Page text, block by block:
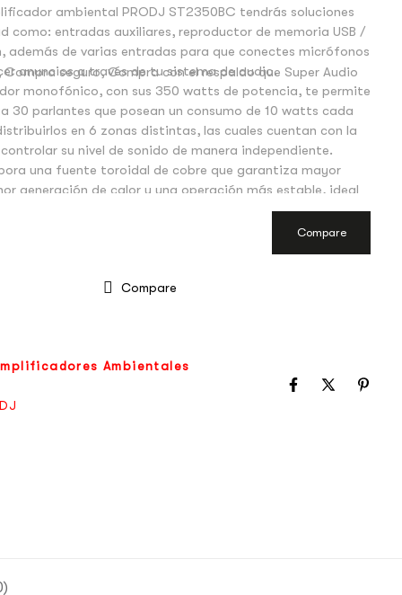
ambiental PRODJ ST2350BC tendrás soluciones
como: entradas auxiliares, reproductor de memoria USB /
además de varias entradas para que conectes micrófonos
anuncios a través de tu sistema de audio.
monofónico, con sus 350 watts de potencia, te permite
30 parlantes que posean un consumo de 10 watts cada
en 6 zonas distintas, las cuales cuentan con la
su nivel de sonido de manera independiente.
una fuente toroidal de cobre que garantiza mayor
generación de calor y una operación más estable, ideal
seguro, Compra con el respaldo que Super Audio
Compare
Compare
Ambientales